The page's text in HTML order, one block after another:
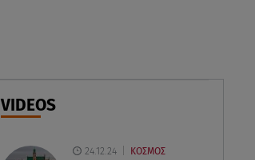
Αγγελική Ηλιάδη ανήμερα του
Σωτήρος: «Είδα τον Χριστό
VIDEOS
24.12.24 ΚΟΣΜΟΣ